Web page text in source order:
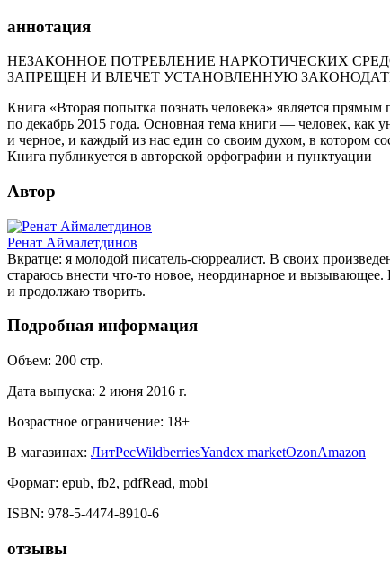
аннотация
НЕЗАКОННОЕ ПОТРЕБЛЕНИЕ НАРКОТИЧЕСКИХ
ЗАПРЕЩЕН И ВЛЕЧЕТ УСТАНОВЛЕННУЮ
Книга «Вторая попытка познать человека» является
по декабрь 2015 года. Основная тема книги — человек, как
и черное, и каждый из нас един со своим духом, в котором
Книга публикуется в авторской орфографии и пунктуации
Автор
Ренат Аймалетдинов
Вкратце: я молодой писатель-сюрреалист. В своих
стараюсь внести что-то новое, неординарное и
и продолжаю творить.
Подробная информация
Объем: 200 стр.
Дата выпуска: 2 июня 2016 г.
Возрастное ограничение: 18+
В магазинах: ЛитРесWildberriesYandex marketOzonAmazon
Формат: epub, fb2, pdfRead, mobi
ISBN: 978-5-4474-8910-6
отзывы